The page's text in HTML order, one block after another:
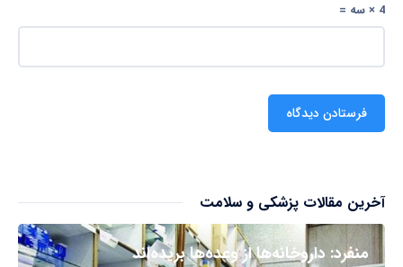
4 × سه =
آخرین مقالات پزشکی و سلامت
منفرد: داروخانه‌ها از وعده‌ها بریده‌اند